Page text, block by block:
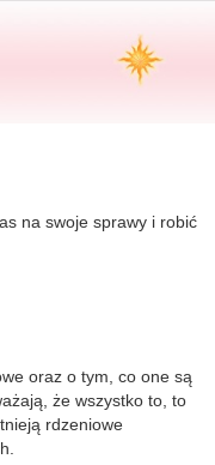
na swoje sprawy i robić
oraz o tym, co one są
że wszystko to, to
rdzeniowe